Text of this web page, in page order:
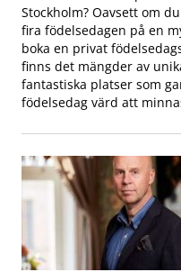
Stockholm? Oavsett om
fira födelsedagen på en
boka en privat
finns det mängder av
fantastiska platser som
födelsedag värd att